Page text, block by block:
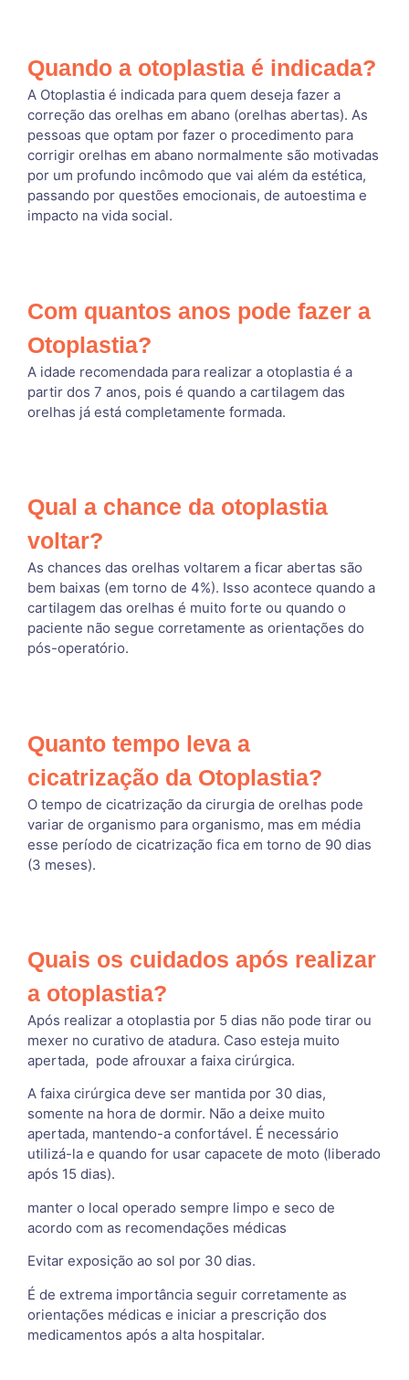
Quando a otoplastia é indicada?
A Otoplastia é indicada para quem deseja fazer a
correção das orelhas em abano (orelhas abertas). As
pessoas que optam por fazer o procedimento para
corrigir orelhas em abano normalmente são motivadas
por um profundo incômodo que vai além da estética,
passando por questões emocionais, de autoestima e
impacto na vida social.
Com quantos anos pode fazer a
Otoplastia?
A idade recomendada para realizar a otoplastia é a
partir dos 7 anos, pois é quando a cartilagem das
orelhas já está completamente formada.
Qual a chance da otoplastia
voltar?
As chances das orelhas voltarem a ficar abertas são
bem baixas (em torno de 4%). Isso acontece quando a
cartilagem das orelhas é muito forte ou quando o
paciente não segue corretamente as orientações do
pós-operatório.
Quanto tempo leva a
cicatrização da Otoplastia?
O tempo de cicatrização da cirurgia de orelhas pode
variar de organismo para organismo, mas em média
esse período de cicatrização fica em torno de 90 dias
(3 meses).
Quais os cuidados após realizar
a otoplastia?
Após realizar a otoplastia por 5 dias não pode tirar ou
mexer no curativo de atadura. Caso esteja muito
apertada, pode afrouxar a faixa cirúrgica.
A faixa cirúrgica deve ser mantida por 30 dias,
somente na hora de dormir. Não a deixe muito
apertada, mantendo-a confortável. É necessário
utilizá-la e quando for usar capacete de moto (liberado
após 15 dias).
manter o local operado sempre limpo e seco de
acordo com as recomendações médicas
Evitar exposição ao sol por 30 dias.
É de extrema importância seguir corretamente as
orientações médicas e iniciar a prescrição dos
medicamentos após a alta hospitalar.